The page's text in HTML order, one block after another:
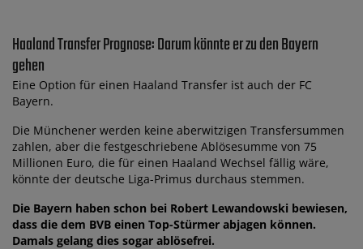
Haaland Transfer Prognose: Darum könnte er zu den Bayern
gehen
Eine Option für einen Haaland Transfer ist auch der FC
Bayern.
Die Münchener werden keine aberwitzigen Transfersummen
zahlen, aber die festgeschriebene Ablösesumme von 75
Millionen Euro, die für einen Haaland Wechsel fällig wäre,
könnte der deutsche Liga-Primus durchaus stemmen.
Die Bayern haben schon bei Robert Lewandowski bewiesen,
dass die dem BVB einen Top-Stürmer abjagen können.
Damals gelang dies sogar ablösefrei.